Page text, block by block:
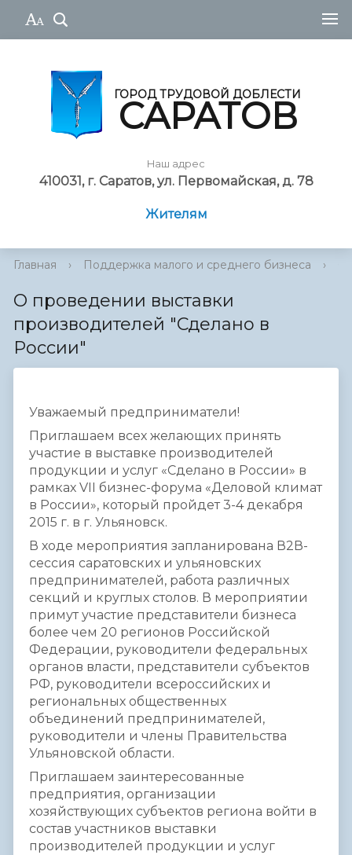
ГОРОД ТРУДОВОЙ ДОБЛЕСТИ
САРАТОВ
Наш адрес
410031, г. Саратов, ул. Первомайская, д. 78
Жителям
Главная › Поддержка малого и среднего бизнеса ›
О проведении выставки
производителей "Сделано в
России"
Уважаемый предприниматели!
Приглашаем всех желающих принять
участие в выставке производителей
продукции и услуг «Сделано в России» в
рамках VII бизнес-форума «Деловой климат
в России», который пройдет 3-4 декабря
2015 г. в г. Ульяновск.
В ходе мероприятия запланирована В2В-
сессия саратовских и ульяновских
предпринимателей, работа различных
секций и круглых столов. В мероприятии
примут участие представители бизнеса
более чем 20 регионов Российской
Федерации, руководители федеральных
органов власти, представители субъектов
РФ, руководители всероссийских и
региональных общественных
объединений предпринимателей,
руководители и члены Правительства
Ульяновской области.
Приглашаем заинтересованные
предприятия, организации
хозяйствующих субъектов региона войти в
состав участников выставки
производителей продукции и услуг